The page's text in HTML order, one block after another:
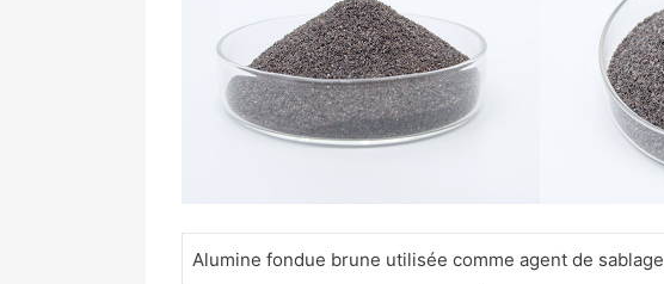
Alumine fondue brune utilisée comme agent de sablage